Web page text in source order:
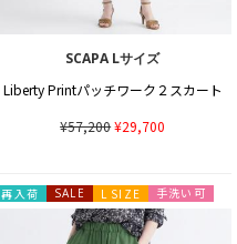
SCAPA Lサイズ
Liberty Printパッチワーク２スカート
¥57,200¥29,700
再入荷 SALE L SIZE 手洗い可